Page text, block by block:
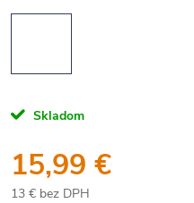
Skladom
15,99 €
13 € bez DPH